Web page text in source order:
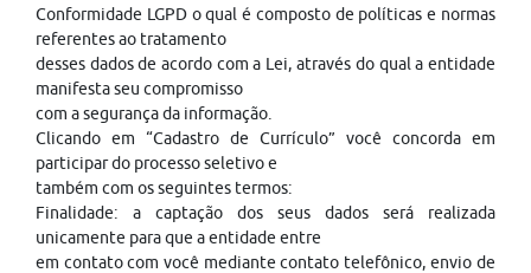
Conformidade LGPD o qual é composto de políticas e normas
referentes ao tratamento
desses dados de acordo com a Lei, através do qual a entidade
manifesta seu compromisso
com a segurança da informação.
Clicando em “Cadastro de Currículo” você concorda em
participar do processo seletivo e
também com os seguintes termos:
Finalidade: a captação dos seus dados será realizada
unicamente para que a entidade entre
em contato com você mediante contato telefônico, envio de